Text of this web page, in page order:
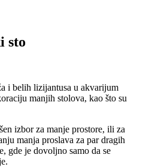
sto
i belih lizijantusa u akvarijum
manjih stolova, kao što su
izbor za manje prostore, ili za
manja proslava za par dragih
gde je dovoljno samo da se